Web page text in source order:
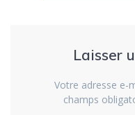
Laisser
Votre adresse e-
champs